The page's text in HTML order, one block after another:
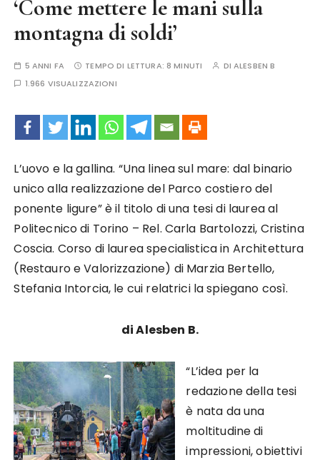
‘Come mettere le mani sulla
montagna di soldi’
5 ANNI FA TEMPO DI LETTURA:8 MINUTI DI ALESBEN B
1.966 VISUALIZZAZIONI
L’uovo e la gallina. “Una linea sul mare: dal binario
unico alla realizzazione del Parco costiero del
ponente ligure” è il titolo di una tesi di laurea al
Politecnico di Torino – Rel. Carla Bartolozzi, Cristina
Coscia. Corso di laurea specialistica in Architettura
(Restauro e Valorizzazione) di Marzia Bertello,
Stefania Intorcia, le cui relatrici la spiegano così.
di Alesben B.
“L’idea per la
redazione della tesi
è nata da una
moltitudine di
impressioni, obiettivi